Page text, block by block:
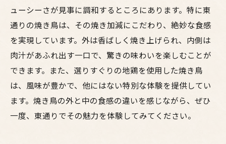
ューシーさが見事に調和するところにあります。特に東
通りの焼き鳥は、その焼き加減にこだわり、絶妙な食感
を実現しています。外は香ばしく焼き上げられ、内側は
肉汁があふれ出す一口で、驚きの味わいを楽しむことが
できます。また、選りすぐりの地鶏を使用した焼き鳥
は、風味が豊かで、他にはない特別な体験を提供してい
ます。焼き鳥の外と中の食感の違いを感じながら、ぜひ
一度、東通りでその魅力を体験してみてください。